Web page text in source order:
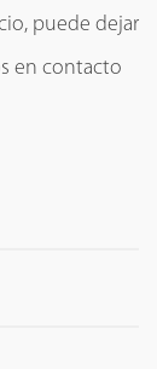
puede dejar
en contacto